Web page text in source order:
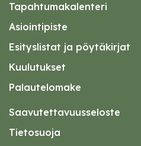
Tapahtumakalenteri
Asiointipiste
Esityslistat ja pöytäkirjat
Kuulutukset
Palautelomake
Saavutettavuusseloste
Tietosuoja